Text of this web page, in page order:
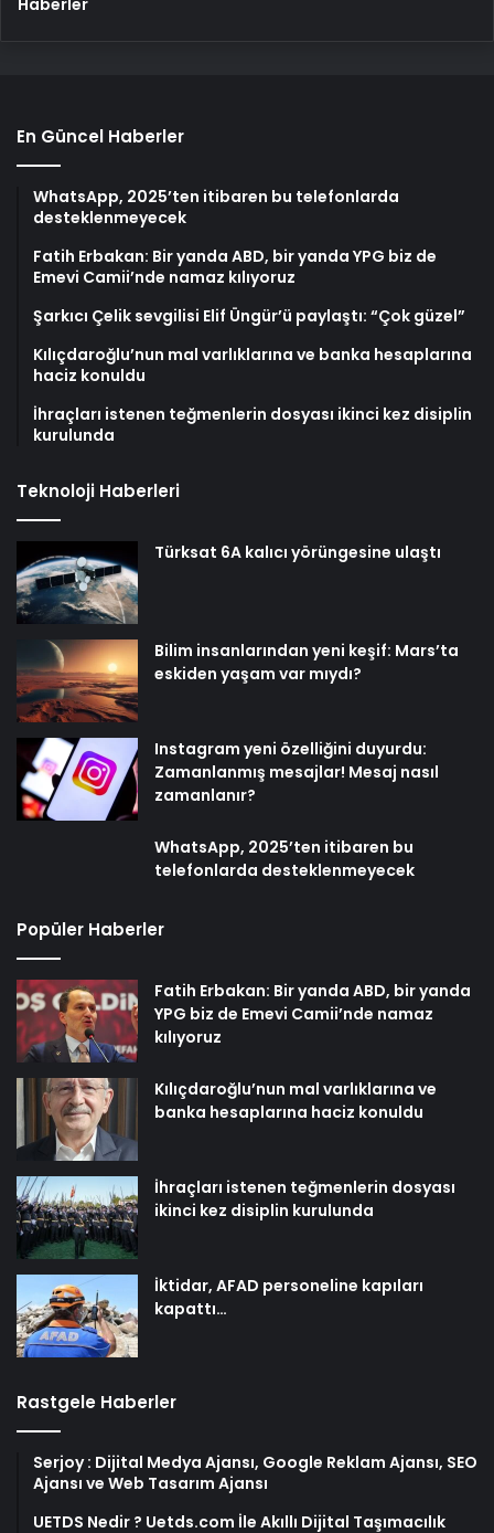
En Güncel Haberler
WhatsApp, 2025’ten itibaren bu telefonlarda
desteklenmeyecek
Fatih Erbakan: Bir yanda ABD, bir yanda YPG biz de
Emevi Camii’nde namaz kılıyoruz
Şarkıcı Çelik sevgilisi Elif Üngür’ü paylaştı: “Çok güzel”
Kılıçdaroğlu’nun mal varlıklarına ve banka hesaplarına
haciz konuldu
İhraçları istenen teğmenlerin dosyası ikinci kez disiplin
kurulunda
Teknoloji Haberleri
Türksat 6A kalıcı yörüngesine ulaştı
Bilim insanlarından yeni keşif: Mars’ta
eskiden yaşam var mıydı?
Instagram yeni özelliğini duyurdu:
Zamanlanmış mesajlar! Mesaj nasıl
zamanlanır?
WhatsApp, 2025’ten itibaren bu
telefonlarda desteklenmeyecek
Popüler Haberler
Fatih Erbakan: Bir yanda ABD, bir yanda
YPG biz de Emevi Camii’nde namaz
kılıyoruz
Kılıçdaroğlu’nun mal varlıklarına ve
banka hesaplarına haciz konuldu
İhraçları istenen teğmenlerin dosyası
ikinci kez disiplin kurulunda
İktidar, AFAD personeline kapıları
kapattı…
Rastgele Haberler
Serjoy : Dijital Medya Ajansı, Google Reklam Ajansı, SEO
Ajansı ve Web Tasarım Ajansı
UETDS Nedir ? Uetds.com İle Akıllı Dijital Taşımacılık